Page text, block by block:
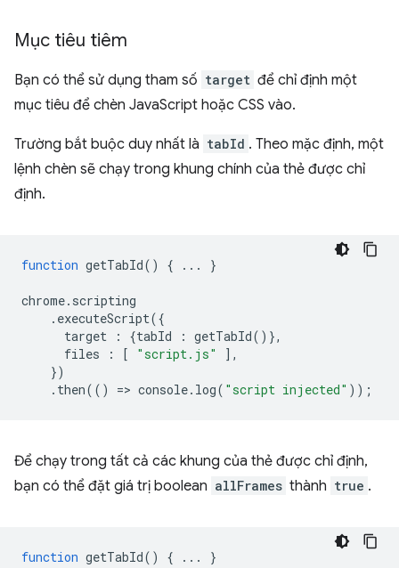
Mục tiêu tiêm
Bạn có thể sử dụng tham số target để chỉ định một
mục tiêu để chèn JavaScript hoặc CSS vào.
Trường bắt buộc duy nhất là tabId . Theo mặc định, một
lệnh chèn sẽ chạy trong khung chính của thẻ được chỉ
định.
function getTabId() { ... }
chrome. scripting
. executeScript({
target
: {tabId : getTabId()},
files
: [ "script.js"
],
})
. then(() => console. log( "script injected" ));
Để chạy trong tất cả các khung của thẻ được chỉ định,
bạn có thể đặt giá trị boolean allFrames thành true .
function getTabId() { ... }